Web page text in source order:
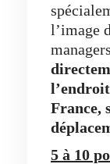
l’image
France,
5 à 10